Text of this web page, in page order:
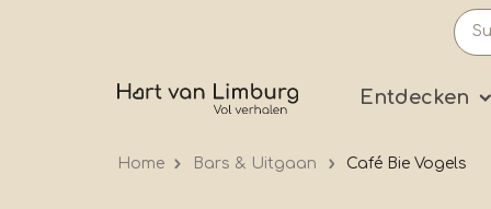
Entdecken
Home Bars & Uitgaan Café Bie Vogels